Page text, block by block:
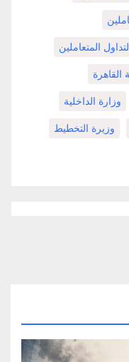
المتعاملين
وزارة الداخلية
وزيرة التخطيط